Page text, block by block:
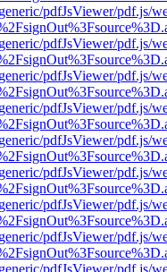
pdfJsViewer/pdf.js/
pdfJsViewer/pdf.js/
pdfJsViewer/pdf.js/
pdfJsViewer/pdf.js/
pdfJsViewer/pdf.js/
pdfJsViewer/pdf.js/
pdfJsViewer/pdf.js/
pdfJsViewer/pdf.js/
pdfJsViewer/pdf.js/